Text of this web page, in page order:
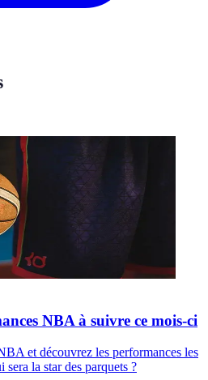
NBA à suivre ce mois-ci
et découvrez les performances les
la star des parquets ?